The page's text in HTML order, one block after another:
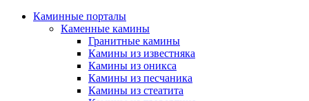
Каминные порталы
Каменные камины
Гранитные камины
Камины из известняка
Камины из оникса
Камины из песчаника
Камины из стеатита